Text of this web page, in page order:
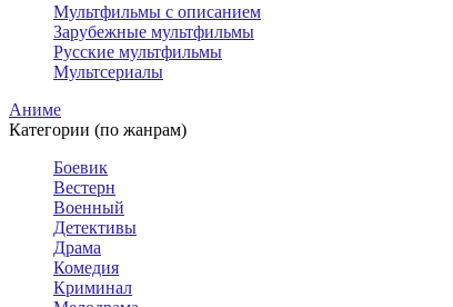
Мультфильмы с описанием
Зарубежные мультфильмы
Русские мультфильмы
Мультсериалы
Аниме
Категории (по жанрам)
Боевик
Вестерн
Военный
Детективы
Драма
Комедия
Криминал